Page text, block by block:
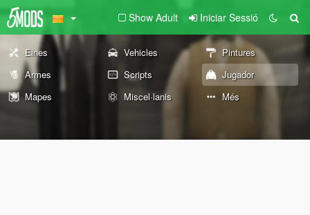
Show Adult Iniciar Sessió
Eines Vehicles
Pintures
Armes
Scripts
Jugador
Mapes
Miscel·lanis Més